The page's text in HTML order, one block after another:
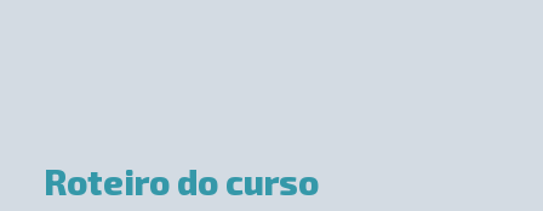
Roteiro do curso